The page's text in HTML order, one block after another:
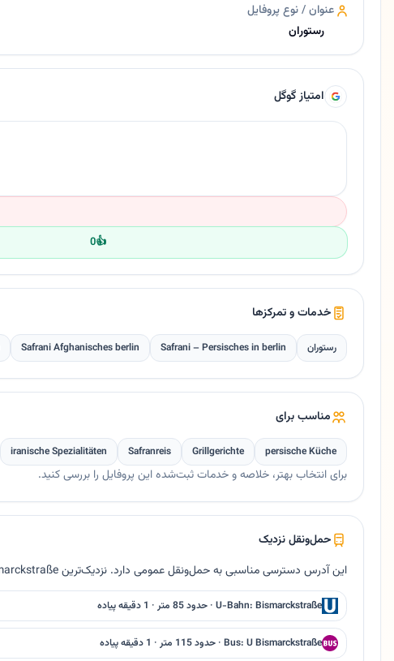
عنوان / نوع پروفایل
رستوران
امتیاز گوگل
👍
0
خدمات و تمرکزها
رستوران Safrani – Persisches in berlin
Safrani Afghanisches berlin
مناسب برای
persische Küche
Grillgerichte
Safranreis
iranische Spezialitäten
برای انتخاب بهتر، خلاصه و خدمات ثبت‌شده این پروفایل را بررسی کنید.
حمل‌ونقل نزدیک
این آدرس دسترسی مناسبی به حمل‌ونقل عمومی دارد. نزدیک‌ترین U-Bahn Bismarckstraße حدود ۸۵ متر فاصله دارد.
U-Bahn: Bismarckstraße · حدود 85 متر · 1 دقیقه پیاده
Bus: U Bismarckstraße · حدود 115 متر · 1 دقیقه پیاده